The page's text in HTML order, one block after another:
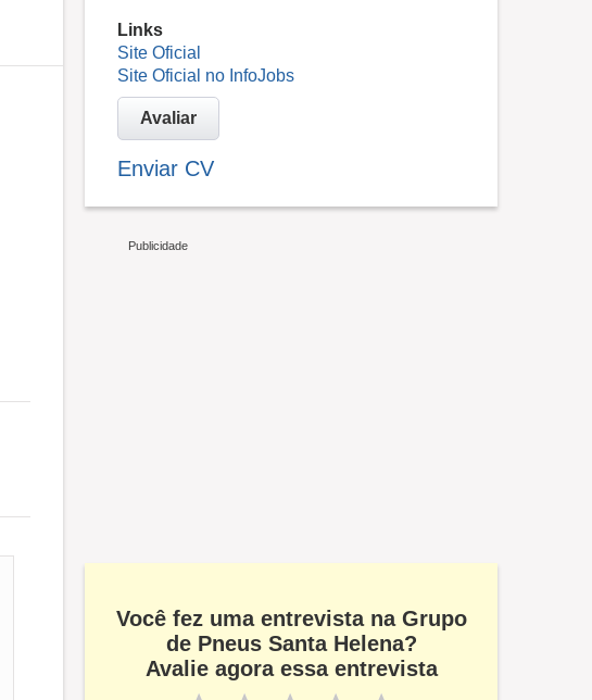
Links
Site Oficial
Site Oficial no InfoJobs
Avaliar
Enviar CV
Você fez uma entrevista na Grupo
de Pneus Santa Helena?
Avalie agora essa entrevista